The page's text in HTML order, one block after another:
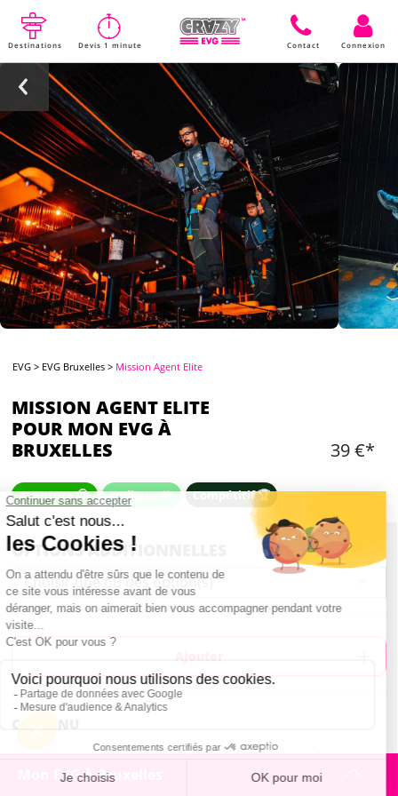
Destinations Devis 1 minute Contact Connexion
EVG > EVG Bruxelles > Mission Agent Elite
MISSION AGENT ELITE
POUR MON EVG À
BRUXELLES
39 €*
Aventure 🤠 Ludique 🎮 Compétitif 🏆
OPTIONS ADDITIONNELLES
Choisir une ou des option(s)
Ajouter
Votre mission : Traverser en équipe 4 districts
pleins de surprises !
Mon EVG à Bruxelles